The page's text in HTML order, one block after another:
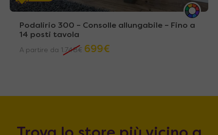
Podalirio 300 – Consolle allungabile – Fino a
14 posti tavola
A partire da 1.748€ 699€